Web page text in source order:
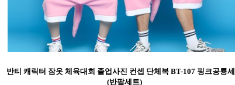
반티 캐릭터 잠옷 체육대회 졸업사진 컨셉 단체복 BT-107 핑크공룡
(반팔세트)